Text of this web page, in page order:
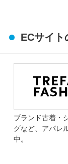
ECサイト
ブランド古着・
グなど、アパレ
中。